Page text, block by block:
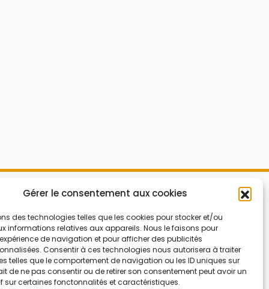
Gérer le consentement aux cookies
des technologies telles que les cookies pour stocker et/ou
informations relatives aux appareils. Nous le faisons pour
de navigation et pour afficher des publicités
Consentir à ces technologies nous autorisera à traiter
telles que le comportement de navigation ou les ID uniques sur
de ne pas consentir ou de retirer son consentement peut avoir un
sur certaines fonctonnalités et caractéristiques.
Mes Bons
sommes nous
nous
légales
Bonnes affaires
Code réduction
Bons plans
Soldes
French Days